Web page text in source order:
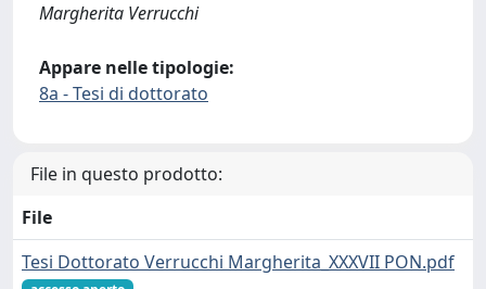
Margherita Verrucchi
Appare nelle tipologie:
8a - Tesi di dottorato
File in questo prodotto:
File
Tesi Dottorato Verrucchi Margherita_XXXVII PON.pdf